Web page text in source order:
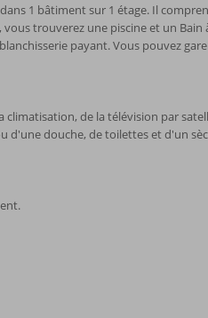
1 bâtiment sur 1 étage. Il
trouverez une piscine et un
payant. Vous pouvez
climatisation, de la télévision par
d'une douche, de toilettes et d'un